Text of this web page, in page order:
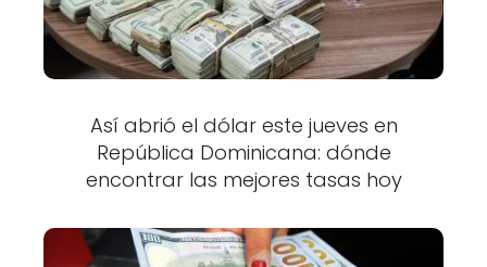
Así abrió el dólar este jueves en
República Dominicana: dónde
encontrar las mejores tasas hoy